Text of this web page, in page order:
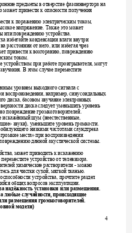
предметы в отверстие фазоинвертора на
может привести к опасности получения
к поражению электрическим током,
напряжение. Также это может
или повреждению устройства.
избегайте конденсации влаги внутри
на расстоянии от него, или избегая чрез
привести к возгоранию, повреждению
током.
устройством при работе проигрывателя, могут
звучания. В этом случае переместите
уровнем выходного сигнала с
воспроизведении, например, синусоидальных
диска, басовом звучание электронных
диска следует уменьшить уровень
повреждение громкоговорителей.
искажённый шум (неестественные,
» звуки), уменьшите уровень громкости
низкими частотами саундтрека
громкие места» при воспроизведении
данной акустической системы.
, может приводить к искажению
переместите устройство от телевизора.
химические растворители - можно
для чистки сухой, мягкой тканью.
устройства, прочтите раздел
общих вопросов эксплуатации.
за надёжность установки или размещения.
любые случайности, происходящие
размещения громкоговорителей.
модели)
4